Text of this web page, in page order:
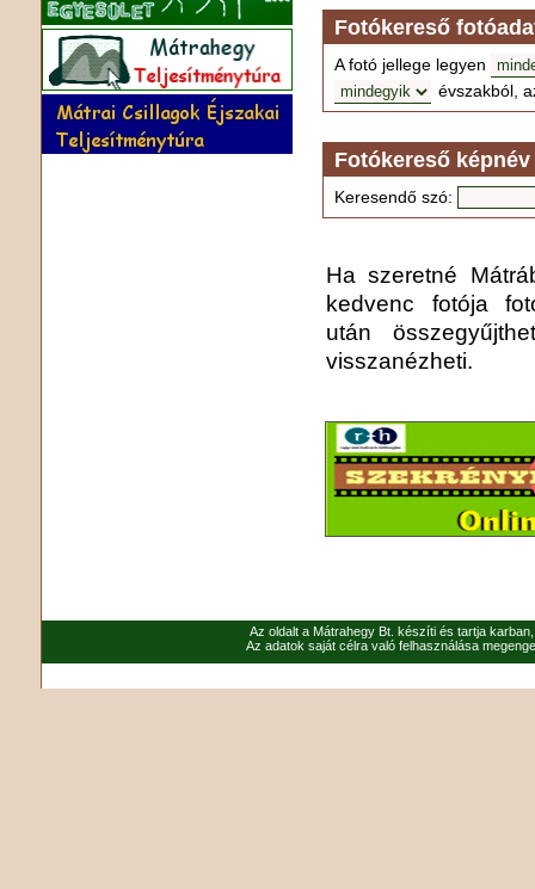
Fotókereső
A fotó jellege legyen
évszakból,
Fotókereső
Keresendő szó:
Ha szeretné
kedvenc fotója
után
visszanézheti.
Az oldalt a Mátrahegy Bt. készíti és tartja
Az adatok saját célra való felhasználása